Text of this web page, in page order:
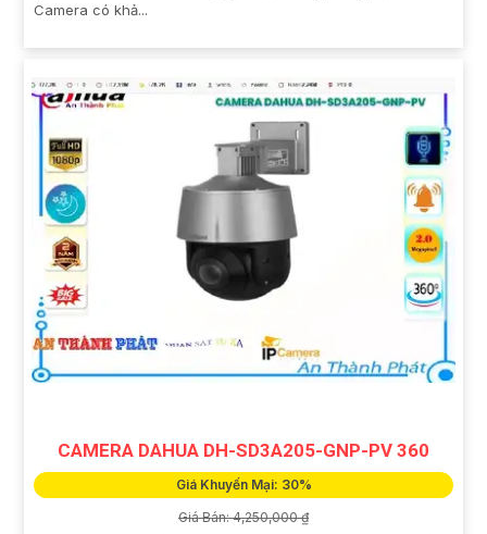
Camera có khả...
CAMERA DAHUA DH-SD3A205-GNP-PV 360
Giá Khuyến Mại: 30%
Giá Bán: 4,250,000 ₫